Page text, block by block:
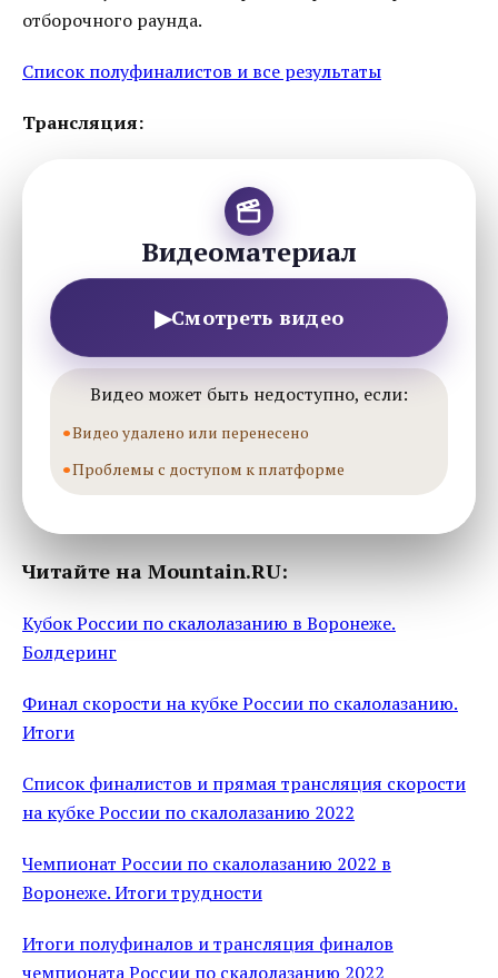
отборочного раунда.
Список полуфиналистов и все результаты
Трансляция:
Видеоматериал
▶Смотреть видео
Видео может быть недоступно, если:
Видео удалено или перенесено
Проблемы с доступом к платформе
Читайте на Mountain.RU:
Кубок России по скалолазанию в Воронеже.
Болдеринг
Финал скорости на кубке России по скалолазанию.
Итоги
Список финалистов и прямая трансляция скорости
на кубке России по скалолазанию 2022
Чемпионат России по скалолазанию 2022 в
Воронеже. Итоги трудности
Итоги полуфиналов и трансляция финалов
чемпионата России по скалолазанию 2022